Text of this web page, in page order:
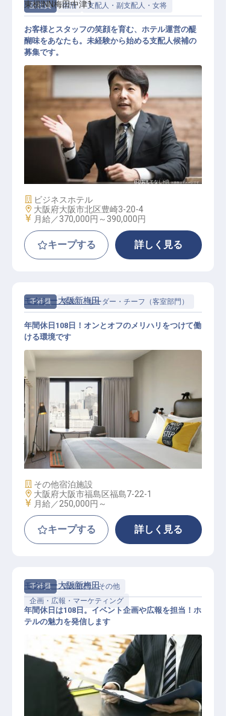
正社員 宿泊 支配人・副支配人・女将
ホテル支配人
東横INN梅田中津1
お客様とスタッフの笑顔を育む、ホテル運営の醍
醐味をあなたも。未経験から始める支配人候補の
募集です。
施設業態
ビジネスホテル
勤務地
大阪府大阪市北区豊崎3-20-4
給与
月給／370,000円～ 390,000円
キープする 詳しく見る
正社員 客室 リーダー・チーフ（客室部門）
ハウスキーピングスーパーバイザー
モクシー大阪新梅田
年間休日108日！オンとオフのメリハリをつけて働
ける環境です
施設業態
その他宿泊施設
勤務地
大阪府大阪市福島区福島7-22-1
給与
月給／250,000円～
キープする 詳しく見る
正社員
管理部門・その他
企画・広報・マーケティング
モクシー大阪新梅田
年間休日は108日。イベント企画や広報を担当！ホ
テルの魅力を発信します